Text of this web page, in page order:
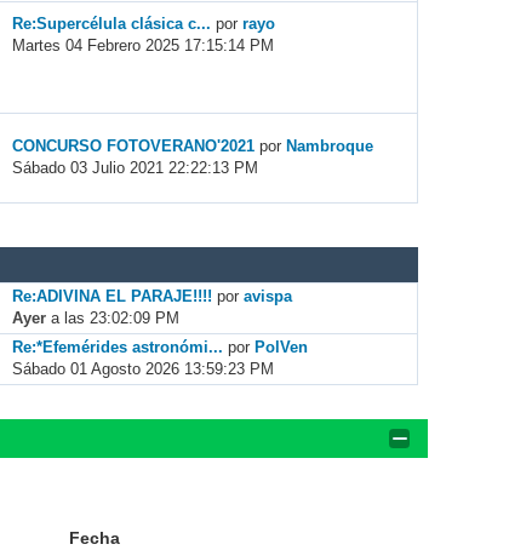
Re:Supercélula clásica c... porrayo
Martes 04 Febrero 2025 17:15:14 PM
CONCURSO FOTOVERANO'2021 por Nambroque
Sábado 03 Julio 2021 22:22:13 PM
Re:ADIVINA EL PARAJE!!!! poravispa
Ayer a las 23:02:09 PM
Re:*Efemérides astronómi... por PolVen
Sábado 01 Agosto 2026 13:59:23 PM
Fecha